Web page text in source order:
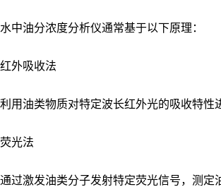
水中油分浓度分析仪通常基于以下原理：
红外吸收法
利用油类物质对特定波长红外光的吸收特性
荧光法
通过激发油类分子发射特定荧光信号，测定